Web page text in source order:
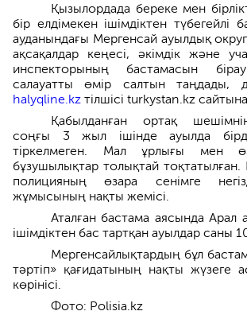
Қызылордада береке мен
бір елдімекен ішімдіктен түбегейлі
ауданындағы Мергенсай ауылдық
ақсақалдар кеңесі, әкімдік және
инспекторының бастамасын
салауатты өмір салтын таңдады,
halyqline.kz тілшісі turkystan.kz
Қабылданған ортақ
соңғы 3 жыл ішінде ауылда
тіркелмеген. Мал ұрлығы мен
бұзушылықтар толықтай
полицияның өзара сенімге
жұмысының нақты жемісі.
Аталған бастама аясында Арал
ішімдіктен бас тартқан ауылдар саны
Мергенсайлықтардың бұл
тәртіп» қағидатының нақты жүзеге
көрінісі.
Фото: Polisia.kz